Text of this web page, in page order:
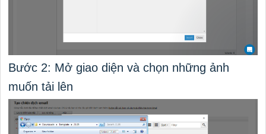
Bước 2: Mở giao diện và chọn những ảnh
muốn tải lên